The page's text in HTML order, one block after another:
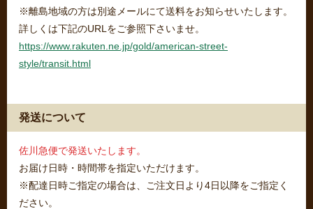
※離島地域の方は別途メールにて送料をお知らせいたします。
詳しくは下記のURLをご参照下さいませ。
https://www.rakuten.ne.jp/gold/american-street-
style/transit.html
発送について
佐川急便で発送いたします。
お届け日時・時間帯を指定いただけます。
※配達日時ご指定の場合は、ご注文日より4日以降をご指定く
ださい。